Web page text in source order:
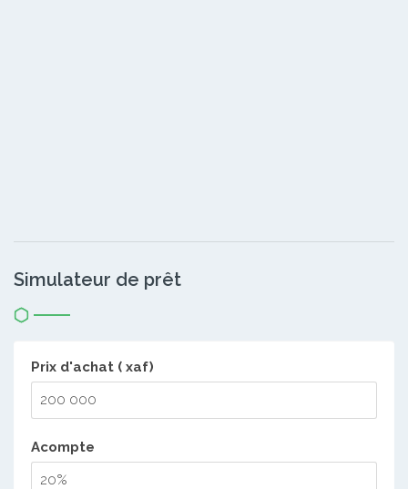
Simulateur de prêt
Prix d'achat ( xaf)
Acompte